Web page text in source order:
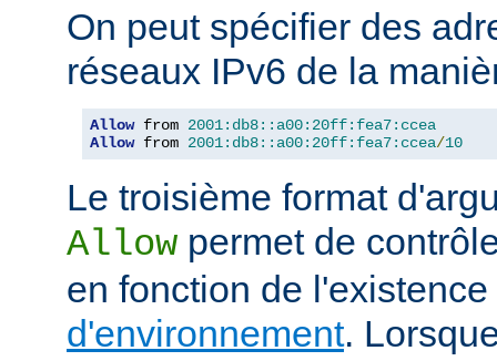
On peut spécifier des
réseaux IPv6 de la
Allow from 2001:db8::a00:20ff:fea7:ccea
Allow from 2001:db8::a00:20ff:fea7:ccea/10
Le troisième format
Allow permet de
en fonction de
d'environnement.